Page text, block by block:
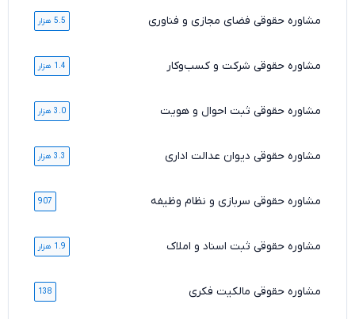
مشاوره حقوقی فضای مجازی و فناوری 5.5 هزار
مشاوره حقوقی شرکت و کسب‌وکار 1.4 هزار
مشاوره حقوقی ثبت احوال و هویت 3.0 هزار
مشاوره حقوقی دیوان عدالت اداری 3.3 هزار
مشاوره حقوقی سربازی و نظام وظیفه 907
مشاوره حقوقی ثبت اسناد و املاک 1.9 هزار
مشاوره حقوقی مالکیت فکری 138